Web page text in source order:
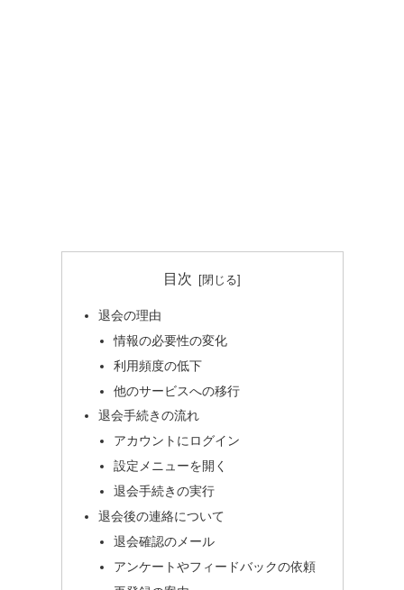
目次
退会の理由
情報の必要性の変化
利用頻度の低下
他のサービスへの移行
退会手続きの流れ
アカウントにログイン
設定メニューを開く
退会手続きの実行
退会後の連絡について
退会確認のメール
アンケートやフィードバックの依頼